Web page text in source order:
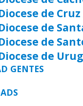
de
de
de
de
GENTES